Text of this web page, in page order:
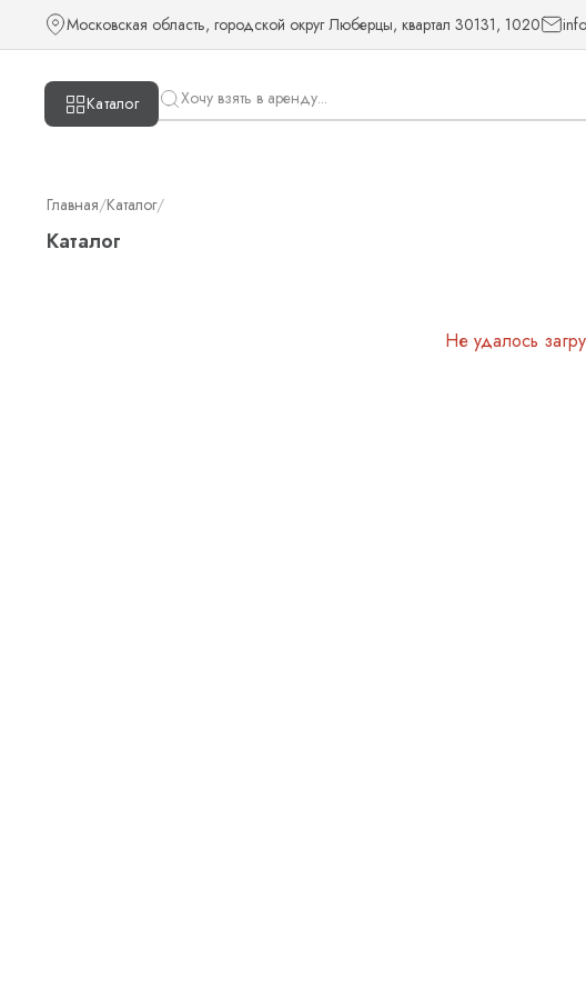
Московская область, городской округ Люберцы, квартал 30131, 1020
Каталог
Главная/Каталог/
Каталог
Не удалось